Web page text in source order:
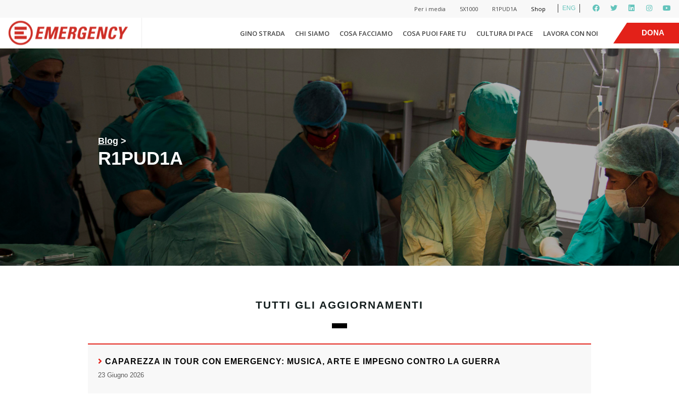
ENG
Per i media 5X1000 R1PUD1A Shop
DONA
GINO STRADA CHI SIAMO COSA FACCIAMO COSA PUOI FARE TU CULTURA DI PACE LAVORA CON NOI
Blog >
R1PUD1A
TUTTI GLI AGGIORNAMENTI
CAPAREZZA IN TOUR CON EMERGENCY: MUSICA, ARTE E IMPEGNO CONTRO LA GUERRA
23 Giugno 2026